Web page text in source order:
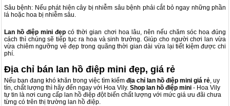
Sâu bệnh: Nếu phát hiện cây bị nhiễm sâu bệnh phải cắt bỏ ngay những phần
lá hoặc hoa bị nhiễm sâu.
Lan hồ điệp mini đẹp có thời gian chơi hoa lâu, nên nếu chăm sóc hoa đúng
cách thì chúng sẽ tiếp tục ra hoa và sinh trưởng. Giúp cho người chơi lan vừa
vừa chiêm ngưỡng vẻ đẹp trong quãng thời gian dài vừa lại tiết kiệm được chi
phí.
Địa chỉ bán lan hồ điệp mini đẹp, giá rẻ
Nếu bạn đang khó khăn trong việc tìm kiếm địa chỉ lan hồ điệp mini giá rẻ , uy
tín, chất lượng thì hãy đến ngay với Hoa Vily. Shop lan hồ điệp mini - Hoa Vily
tự tin là nơi cung cấp lan hồ điệp đột biến chất lượng với mức giá ưu đãi chưa
từng có trên thị trường lan hồ điệp.